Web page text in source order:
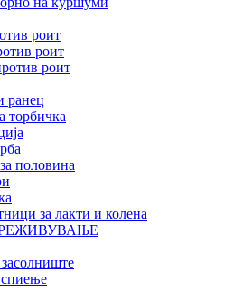
роит
роит
роит
ранец
торбичка
половина
за лакти и колена